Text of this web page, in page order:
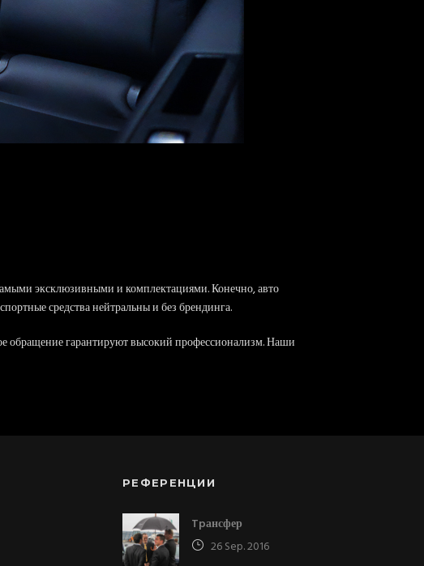
эксклюзивными и комплектациями. Конечно, авто
средства нейтральны и без брендинга.
обращение гарантируют высокий профессионализм. Наши
РЕФЕРЕНЦИИ
Tpансфер
26 Sep. 2016